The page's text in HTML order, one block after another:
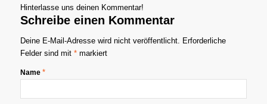
Hinterlasse uns deinen Kommentar!
Schreibe einen Kommentar
Deine E-Mail-Adresse wird nicht veröffentlicht. Erforderliche
Felder sind mit *markiert
Name *